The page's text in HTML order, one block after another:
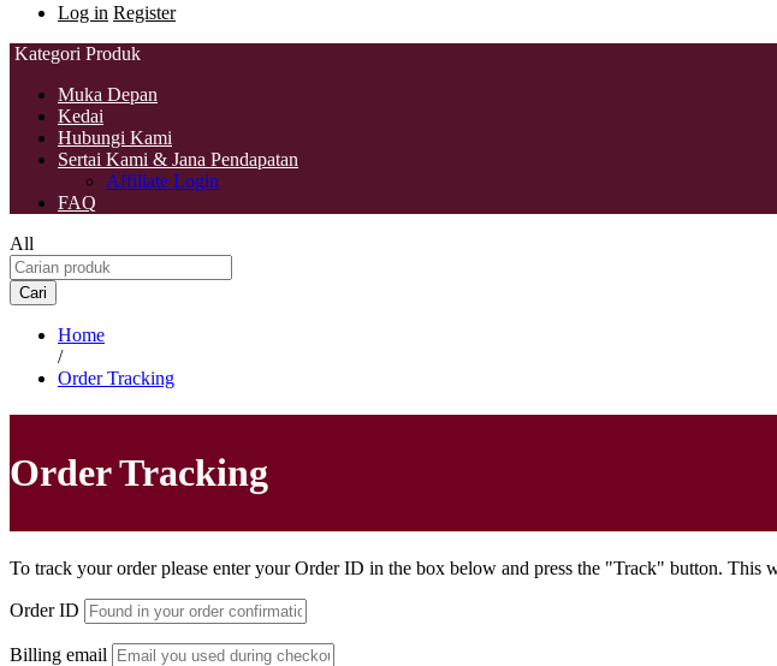
Log in Register
Kategori Produk
Muka Depan
Kedai
Hubungi Kami
Sertai Kami & Jana Pendapatan
Affiliate Login
FAQ
All
Cari
Home
/
Order Tracking
Order Tracking
To track your order please enter your Order ID in the box below and press the "Track" button.
Order ID
Billing email